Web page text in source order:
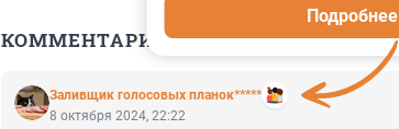
КОММЕНТАРИИ 4
Заливщик голосовых планок*****
8 октября 2024, 22:22